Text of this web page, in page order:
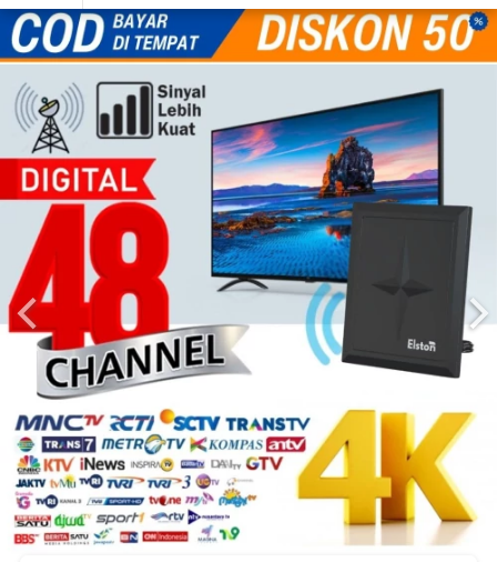
Yusuf di Lampung baru membeli
Promo Beli 2
19 detik yang lalu